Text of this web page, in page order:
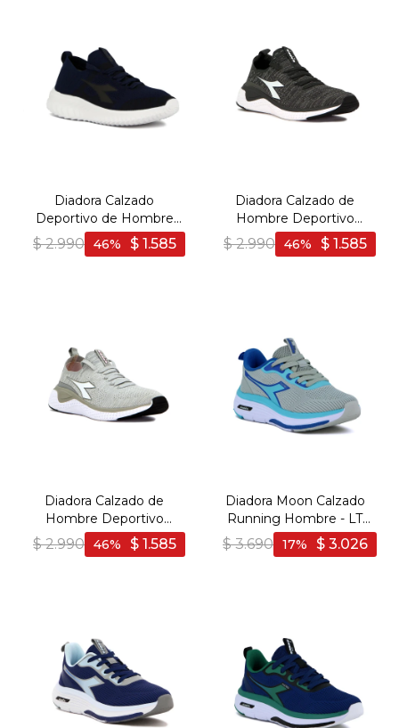
Diadora Calzado
Deportivo de Hombre
Running Tindari -
Navy/Black - Marino-
$ 2.990 $ 1.585
46
Diadora Calzado de
Hombre Deportivo
Running Adriatic - Gris-
Blanco
$ 2.990 $ 1.585
46
Diadora Calzado de
Hombre Deportivo
Running Adriatic - Gris
Claro-Blanco
$ 2.990 $ 1.585
46
Diadora Moon Calzado
Running Hombre - LT
GREY/SKYBLUE - Gris
Claro-Celeste
$ 3.690 $ 3.026
17